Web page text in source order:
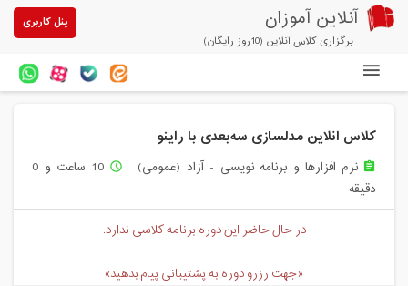
آنلاین آموزان
برگزاری کلاس آنلاین (10روز رایگان)
پنل کاربری
آزمون های آنلاین
کلاس انلاین مدلسازی سه‌بعدی با راینو
assignment نرم افزارها و برنامه نویسی - آزاد (عمومی) access_time
10 ساعت و 0
دقیقه
در حال حاضر این دوره برنامه کلاسی ندارد.
«جهت رزرو دوره به پشتیبانی پیام بدهید»